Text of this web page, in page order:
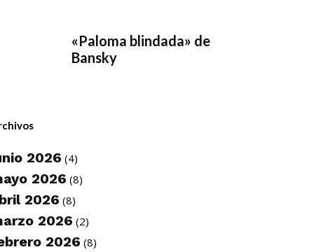
«Paloma blindada» de
Bansky
2026 (4)
2026 (8)
2026 (8)
2026 (2)
2026 (8)